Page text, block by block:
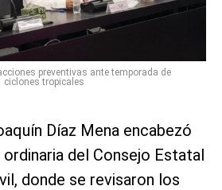
preventivas ante temporada de
ciclones tropicales
Díaz Mena encabezó
del Consejo Estatal
donde se revisaron los